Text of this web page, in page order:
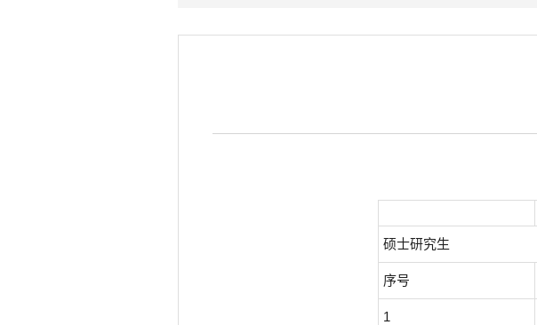
硕士研究生
序号
1